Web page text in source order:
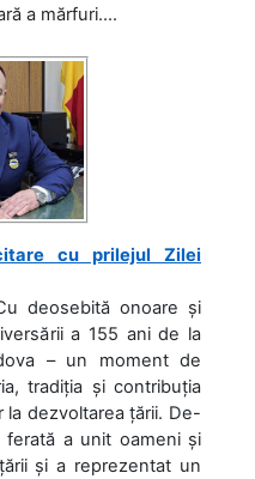
a mărfuri....
cu prilejul Zilei
deosebită onoare și
a 155 ani de la
– un moment de
tradiția și contribuția
dezvoltarea țării. De-
ferată a unit oameni și
și a reprezentat un